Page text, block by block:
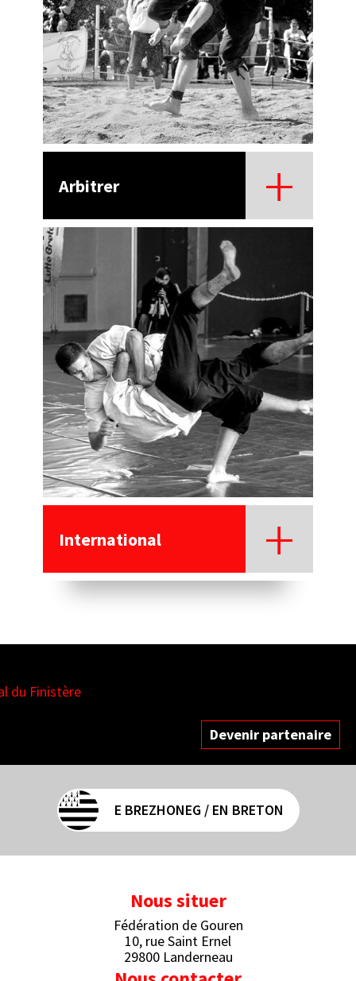
Arbitrer
International
Devenir partenaire
E BREZHONEG / EN BRETON
Nous situer
Fédération de Gouren
10, rue Saint Ernel
29800 Landerneau